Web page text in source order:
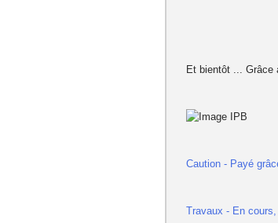
Et bientôt ... Grâce
Caution - Payé
Travaux - En